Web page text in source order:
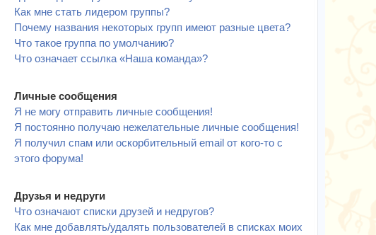
Как мне стать лидером группы?
Почему названия некоторых групп имеют разные цвета?
Что такое группа по умолчанию?
Что означает ссылка «Наша команда»?
Личные сообщения
Я не могу отправить личные сообщения!
Я постоянно получаю нежелательные личные сообщения!
Я получил спам или оскорбительный email от кого-то с
этого форума!
Друзья и недруги
Что означают списки друзей и недругов?
Как мне добавлять/удалять пользователей в списках моих